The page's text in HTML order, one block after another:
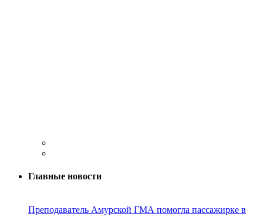
Главные новости
Преподаватель Амурской ГМА помогла пассажирке в